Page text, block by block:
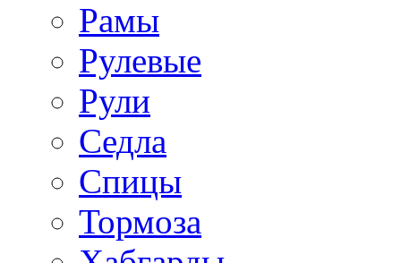
Рамы
Рулевые
Рули
Седла
Спицы
Тормоза